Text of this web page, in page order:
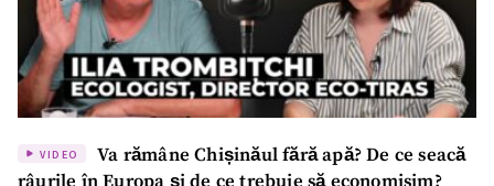
VIDEO
Va rămâne Chișinăul fără apă? De ce seacă